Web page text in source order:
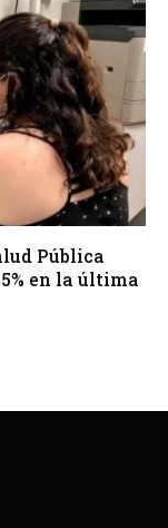
Pública
en la última